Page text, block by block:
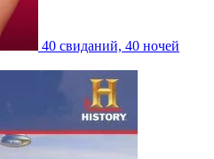
40 свиданий, 40 ночей